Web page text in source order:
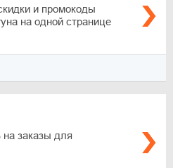
и промокоды
на одной странице
заказы для